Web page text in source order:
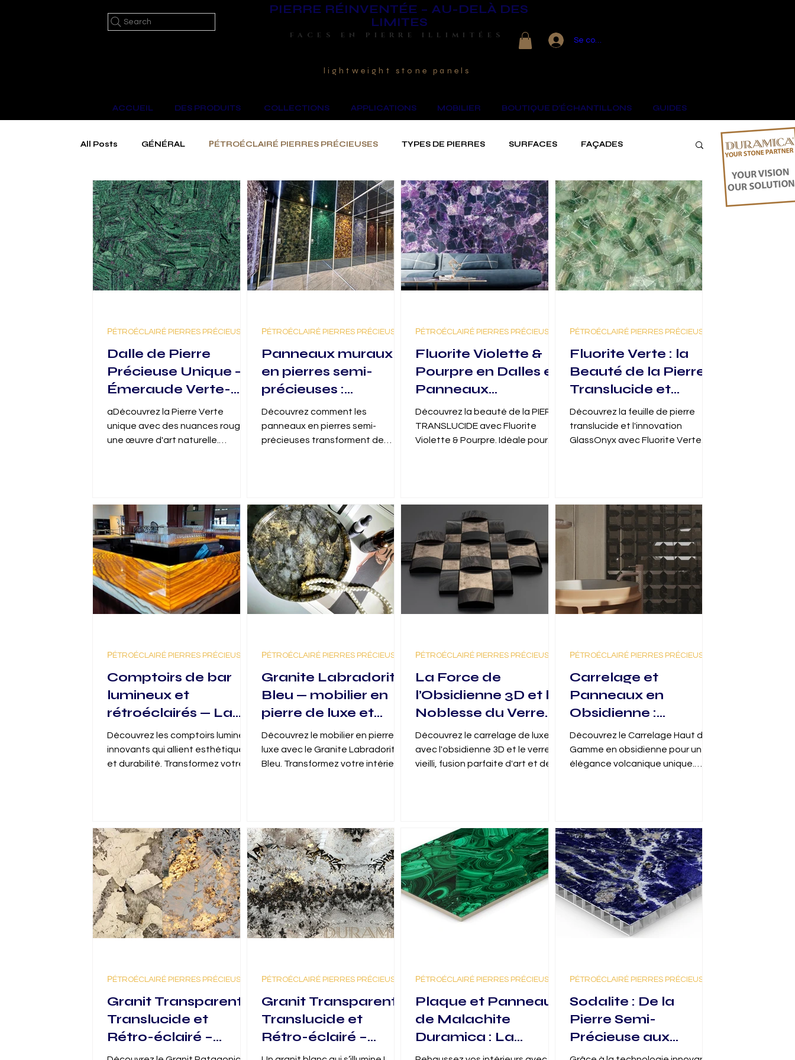
Search
Se connecter
PIERRE RÉINVENTÉE – AU-DELÀ DES
LIMITES
FACES EN PIERRE ILLIMITÉES
lightweight stone panels
ACCUEIL DES PRODUITS ​ COLLECTIONS APPLICATIONS MOBILIER BOUTIQUE D'ÉCHANTILLONS GUIDES
All Posts GÉNÉRAL РÉTROÉCLAIRÉ PIERRES PRÉCIEUSES TYPES DE PIERRES SURFACES FAÇADES
Dalle de Pierre
Précieuse Unique —
Émeraude Verte-
Rouge
aDécouvrez la Pierre Verte
unique avec des nuances rouges,
une œuvre d'art naturelle.
Explore the exquisite green stone
with rare red shades today!
РÉTROÉCLAIRÉ PIERRES PRÉCIEUSES
Panneaux muraux
en pierres semi-
précieuses :
Transformer de
petites pierres de
qualité joaillerie en
Découvrez comment les
panneaux en pierres semi-
précieuses transforment de
РÉTROÉCLAIRÉ PIERRES PRÉCIEUSES
Fluorite Violette &
Pourpre en Dalles et
Panneaux
GlassOnyx :
Revêtement en
Pierre Translucide
Découvrez la beauté de la PIERRE
TRANSLUCIDE avec Fluorite
Violette & Pourpre. Idéale pour
РÉTROÉCLAIRÉ PIERRES PRÉCIEUSES
Fluorite Verte : la
Beauté de la Pierre
Translucide et
l’Innovation de la
Feuille de Pierre
Translucide avec
Découvrez la feuille de pierre
translucide et l'innovation
GlassOnyx avec Fluorite Verte.
РÉTROÉCLAIRÉ PIERRES PRÉCIEUSES
Comptoirs de bar
lumineux et
rétroéclairés — La
fusion de la matière
et de la lumière. La
nouvelle génération
Découvrez les comptoirs lumineux
innovants qui allient esthétique
et durabilité. Transformez votre
РÉTROÉCLAIRÉ PIERRES PRÉCIEUSES
Granite Labradorite
Bleu — mobilier en
pierre de luxe et
décoration
intérieure élégante
Découvrez le mobilier en pierre de
luxe avec le Granite Labradorite
Bleu. Transformez votre intérieur
РÉTROÉCLAIRÉ PIERRES PRÉCIEUSES
La Force de
l’Obsidienne 3D et la
Noblesse du Verre
Vieilli — Carrelage de
Luxe
Découvrez le carrelage de luxe
avec l'obsidienne 3D et le verre
vieilli, fusion parfaite d'art et de
РÉTROÉCLAIRÉ PIERRES PRÉCIEUSES
Carrelage et
Panneaux en
Obsidienne :
Carrelage Haut de
Gamme & Élégance
Volcanique pour
Découvrez le Carrelage Haut de
Gamme en obsidienne pour une
élégance volcanique unique.
РÉTROÉCLAIRÉ PIERRES PRÉCIEUSES
Granit Transparent,
Translucide et
Rétro-éclairé –
Patagonia : Le
РÉTROÉCLAIRÉ PIERRES PRÉCIEUSES
Granit Transparent,
Translucide et
Rétro-éclairé –
Splendor White : Le
РÉTROÉCLAIRÉ PIERRES PRÉCIEUSES
Plaque et Panneau
de Malachite
Duramica : La
Gemme Verte
РÉTROÉCLAIRÉ PIERRES PRÉCIEUSES
Sodalite : De la
Pierre Semi-
Précieuse aux
Panneaux de
РÉTROÉCLAIRÉ PIERRES PRÉCIEUSES